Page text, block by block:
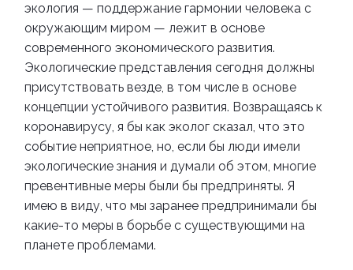
экология — поддержание гармонии человека с
окружающим миром — лежит в основе
современного экономического развития.
Экологические представления сегодня должны
присутствовать везде, в том числе в основе
концепции устойчивого развития. Возвращаясь к
коронавирусу, я бы как эколог сказал, что это
событие неприятное, но, если бы люди имели
экологические знания и думали об этом, многие
превентивные меры были бы предприняты. Я
имею в виду, что мы заранее предпринимали бы
какие-то меры в борьбе с существующими на
планете проблемами.